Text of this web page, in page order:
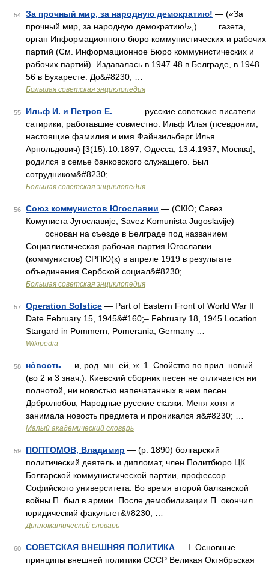
54 За прочный мир, за народную демократию! — («За
прочный мир, за народную демократию!»,) газета,
орган Информационного бюро коммунистических и рабочих
партий (См. Информационное Бюро коммунистических и
рабочих партий). Издавалась в 1947 48 в Белграде, в 1948
56 в Бухаресте. До&#8230; …
Большая советская энциклопедия
55 Ильф И. и Петров Е. — русские советские писатели
сатирики, работавшие совместно. Ильф Илья (псевдоним;
настоящие фамилия и имя Файнзильберг Илья
Арнольдович) [3(15).10.1897, Одесса, 13.4.1937, Москва],
родился в семье банковского служащего. Был
сотрудником&#8230; …
Большая советская энциклопедия
56 Союз коммунистов Югославии — (СКЮ; Савез
Комуниста Jyгославиje, Savez Komunista Jugoslavije)
основан на съезде в Белграде под названием
Социалистическая рабочая партия Югославии
(коммунистов) СРПЮ(к) в апреле 1919 в результате
объединения Сербской социал&#8230; …
Большая советская энциклопедия
57 Operation Solstice — Part of Eastern Front of World War II
Date February 15, 1945&#160;– February 18, 1945 Location
Stargard in Pommern, Pomerania, Germany …
Wikipedia
58 но́вость — и, род. мн. ей, ж. 1. Свойство по прил. новый
(во 2 и 3 знач.). Киевский сборник песен не отличается ни
полнотой, ни новостью напечатанных в нем песен.
Добролюбов, Народные русские сказки. Меня хотя и
занимала новость предмета и проникался я&#8230; …
Малый академический словарь
59 ПОПТОМОВ, Владимир — (р. 1890) болгарский
политический деятель и дипломат, член Политбюро ЦК
Болгарской коммунистической партии, профессор
Софийского университета. Во время второй балканской
войны П. был в армии. После демобилизации П. окончил
юридический факультет&#8230; …
Дипломатический словарь
60 СОВЕТСКАЯ ВНЕШНЯЯ ПОЛИТИКА — I. Основные
принципы внешней политики СССР Великая Октябрьская